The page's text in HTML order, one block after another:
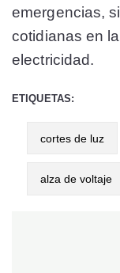
emergencias,
cotidianas en
electricidad.
ETIQUETAS:
cortes de luz
alza de voltaje